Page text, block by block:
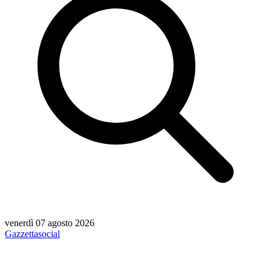
venerdì 07 agosto 2026
Gazzettasocial